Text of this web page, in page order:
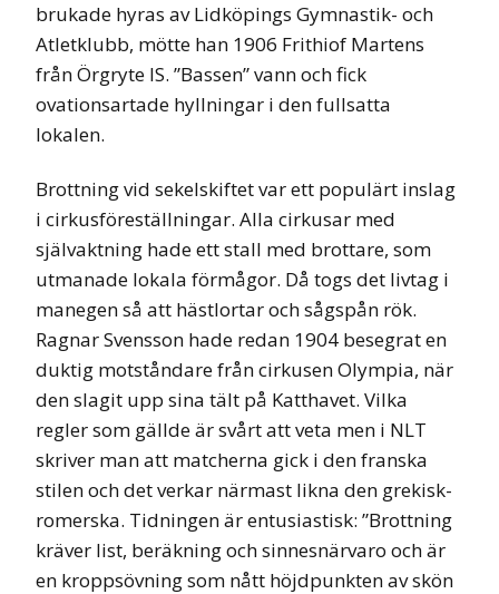
brukade hyras av Lidköpings Gymnastik- och
Atletklubb, mötte han 1906 Frithiof Martens
från Örgryte IS. ”Bassen” vann och fick
ovationsartade hyllningar i den fullsatta
lokalen.
Brottning vid sekelskiftet var ett populärt inslag
i cirkusföreställningar. Alla cirkusar med
självaktning hade ett stall med brottare, som
utmanade lokala förmågor. Då togs det livtag i
manegen så att hästlortar och sågspån rök.
Ragnar Svensson hade redan 1904 besegrat en
duktig motståndare från cirkusen Olympia, när
den slagit upp sina tält på Katthavet. Vilka
regler som gällde är svårt att veta men i NLT
skriver man att matcherna gick i den franska
stilen och det verkar närmast likna den grekisk-
romerska. Tidningen är entusiastisk: ”Brottning
kräver list, beräkning och sinnesnärvaro och är
en kroppsövning som nått höjdpunkten av skön